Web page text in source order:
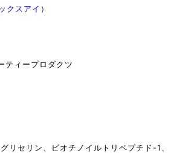
クスアイ）
ティープロダクツ
リセリン、ビオチノイルトリペプチド-1、